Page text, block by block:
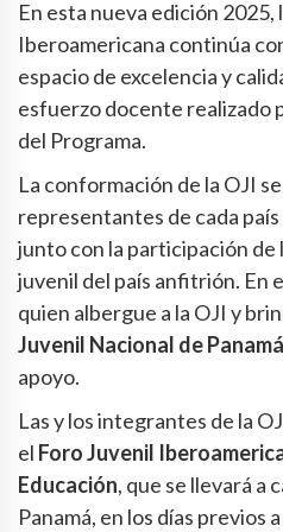
En esta nueva edición
Iberoamericana continúa
espacio de excelencia y
esfuerzo docente realizado
del Programa.
La conformación de la OJI
representantes de cada
junto con la participación de
juvenil del país anfitrión. En
quien albergue a la OJI y
Juvenil Nacional de Panamá
apoyo.
Las y los integrantes de la
el Foro Juvenil
Educación, que se llevará a
Panamá, en los días previos